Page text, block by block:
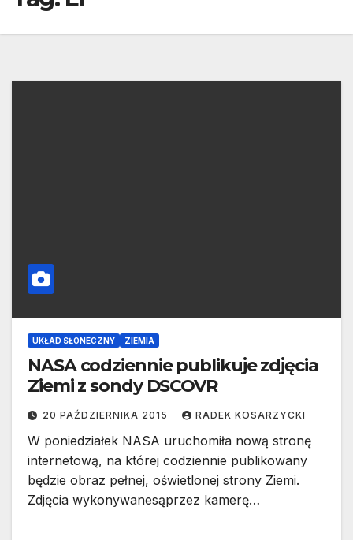
UKŁAD SŁONECZNY ZIEMIA
NASA codziennie publikuje zdjęcia
Ziemi z sondy DSCOVR
20 PAŹDZIERNIKA 2015 RADEK KOSARZYCKI
W poniedziałek NASA uruchomiła nową stronę
internetową, na której codziennie publikowany
będzie obraz pełnej, oświetlonej strony Ziemi.
Zdjęcia wykonywanesąprzez kamerę…